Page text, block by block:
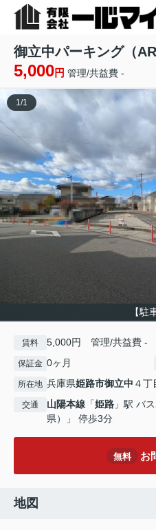
御立中パーキング（AR
5,000円 管理/共益費 -
【駐
1/1
賃料 5,000円 管理/共益費 -
保証金 0ヶ月
所在地 兵庫県姫路市御立中 ４丁
交通 山陽本線 「姫路 」駅 バ
県）」 停歩3分
無料 お
地図